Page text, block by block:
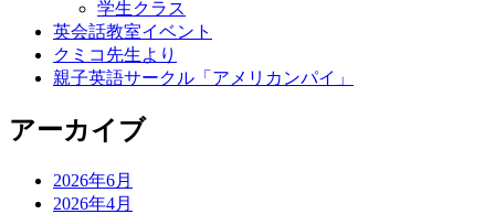
学生クラス
英会話教室イベント
クミコ先生より
親子英語サークル「アメリカンパイ」
アーカイブ
2026年6月
2026年4月